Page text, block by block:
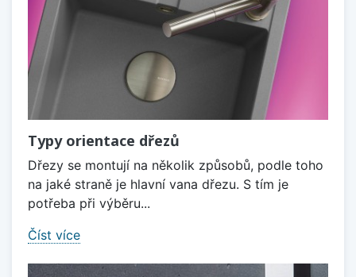
Typy orientace dřezů
Dřezy se montují na několik způsobů, podle toho
na jaké straně je hlavní vana dřezu. S tím je
potřeba při výběru...
Číst více